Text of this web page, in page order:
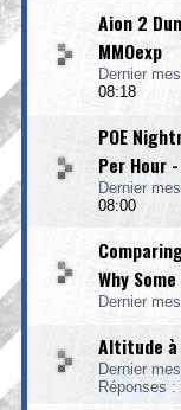
Aion 2
MMOexp
Dernier
08:18
POE
Per Hour
Dernier
08:00
Why
Dernier
Altitude à
Dernier
Réponses :